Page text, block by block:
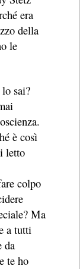
era
della
le
sai?
è così
letto
colpo
Ma
a tutti
da
te ho